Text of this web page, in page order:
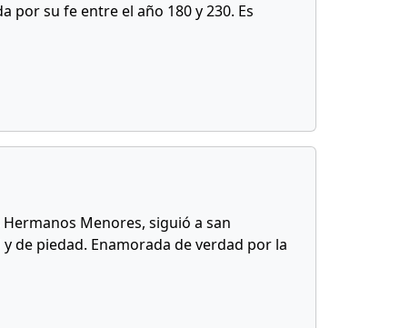
por su fe entre el año 180 y 230. Es
Menores, siguió a san
de piedad. Enamorada de verdad por la